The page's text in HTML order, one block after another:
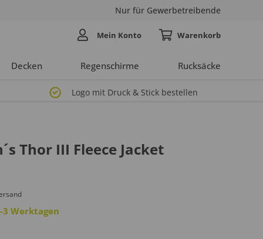
Nur für Gewerbetreibende
Decken Regenschirme Rucksäcke
Mein Konto
Logo mit Druck & Stick bestellen
Thor III Fleece Jacket
Werktagen